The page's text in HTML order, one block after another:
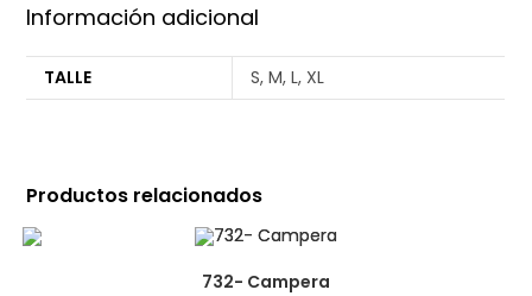
Información adicional
TALLE S, M, L, XL
Productos relacionados
732- Campera